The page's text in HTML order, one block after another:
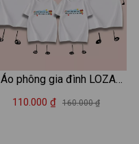
Áo phông gia đình LOZA
KIDS 'Vật đổi sao dời nhà110.000 ₫ 160.000 ₫